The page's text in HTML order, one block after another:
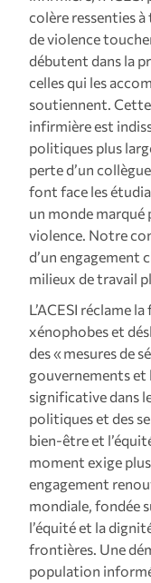
colère ressenties
de violence
débutent dans la
celles qui les
soutiennent.
infirmière est
politiques plus
perte d’un
font face les
un monde marqué
violence. Notre
d’un engagement
milieux de travail
L’ACESI réclame
xénophobes et
des « mesures de
gouvernements et
significative dans
politiques et des
bien‑être et
moment exige
engagement
mondiale, fondée
l’équité et la
frontières. Une
population